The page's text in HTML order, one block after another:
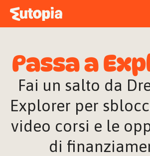
STORIE
FREE TALK
ACCEDI
Passa a
Fai un salto da
Explorer per
video corsi e le
di